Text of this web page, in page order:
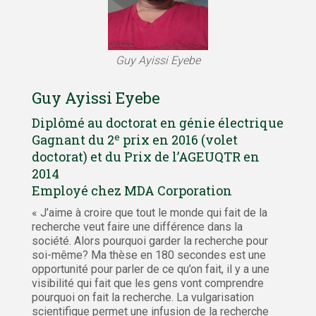
Guy Ayissi Eyebe
Guy Ayissi Eyebe
Diplômé au doctorat en génie électrique
Gagnant du 2e prix en 2016 (volet
doctorat) et du Prix de l’AGEUQTR en
2014
Employé chez MDA Corporation
« J’aime à croire que tout le monde qui fait de la
recherche veut faire une différence dans la
société. Alors pourquoi garder la recherche pour
soi-même? Ma thèse en 180 secondes est une
opportunité pour parler de ce qu’on fait, il y a une
visibilité qui fait que les gens vont comprendre
pourquoi on fait la recherche. La vulgarisation
scientifique permet une infusion de la recherche